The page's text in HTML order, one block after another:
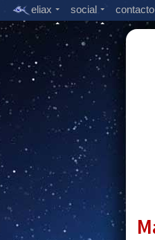
eliax social contacto